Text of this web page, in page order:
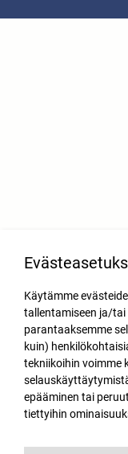
Käytämme
tallentamiseen ja/tai
parantaaksemme
kuin)
tekniikoihin voimme
epääminen tai
tiettyihin